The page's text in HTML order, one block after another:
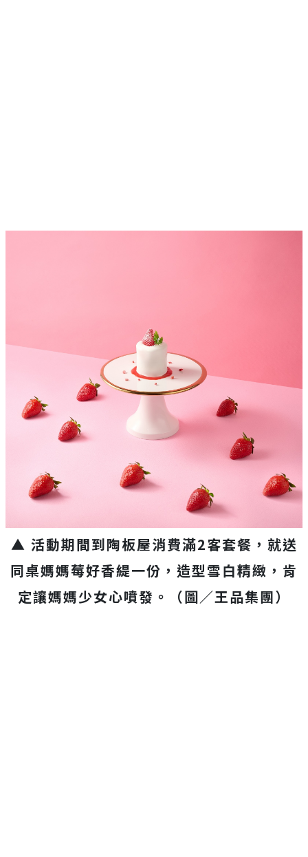
▲ 活動期間到陶板屋消費滿2客套餐，就送
同桌媽媽莓好香緹一份，造型雪白精緻，肯
定讓媽媽少女心噴發。（圖／王品集團）